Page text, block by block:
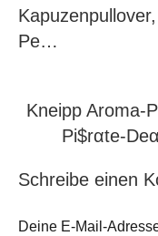
Pe…
Kneipp Aroma-
Pi$rαtе-
Schreibe einen
Deine E-Mail-